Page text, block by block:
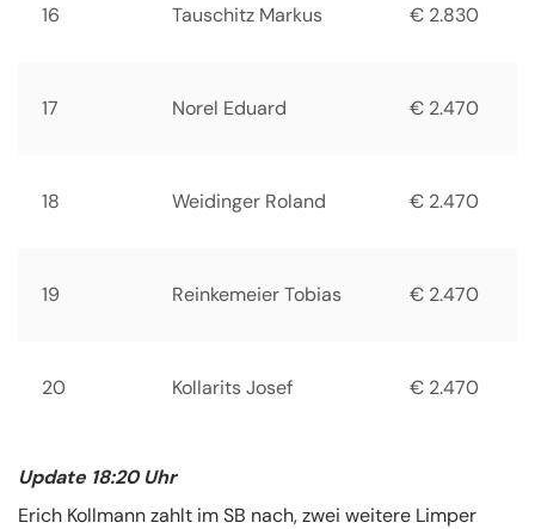
16 Tauschitz Markus € 2.830
17 Norel Eduard € 2.470
18 Weidinger Roland € 2.470
19 Reinkemeier Tobias € 2.470
20 Kollarits Josef € 2.470
Update 18:20 Uhr
Erich Kollmann zahlt im SB nach, zwei weitere Limper